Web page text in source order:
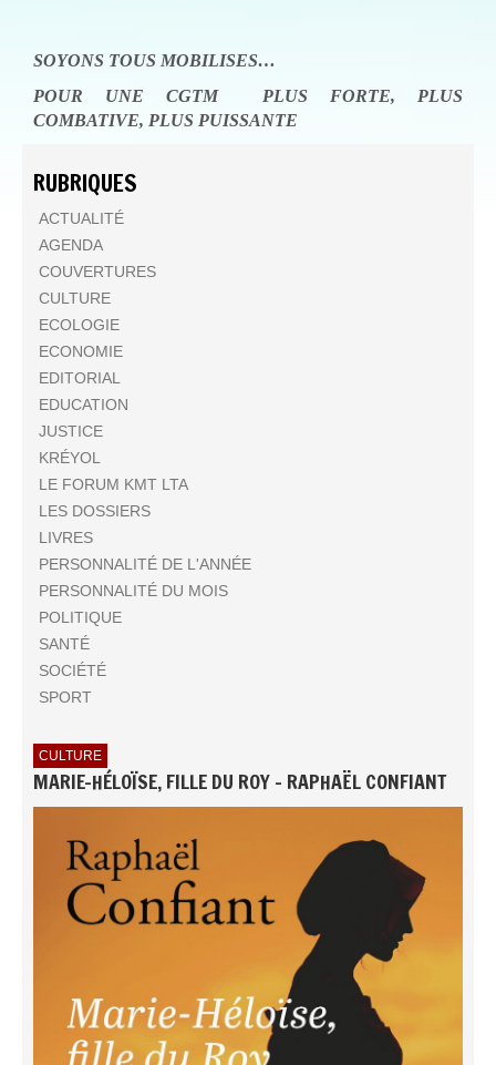
SOYONS TOUS MOBILISES…
POUR UNE CGTM PLUS FORTE, PLUS
COMBATIVE, PLUS PUISSANTE
RUBRIQUES
ACTUALITÉ
AGENDA
COUVERTURES
CULTURE
ECOLOGIE
ECONOMIE
EDITORIAL
EDUCATION
JUSTICE
KRÉYOL
LE FORUM KMT LTA
LES DOSSIERS
LIVRES
PERSONNALITÉ DE L'ANNÉE
PERSONNALITÉ DU MOIS
POLITIQUE
SANTÉ
SOCIÉTÉ
SPORT
CULTURE
MARIE-HÉLOÏSE, FILLE DU ROY - RAPHAËL CONFIANT